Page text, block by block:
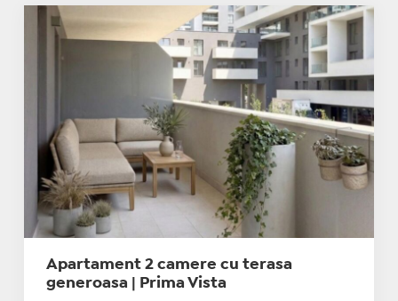
Apartament 2 camere cu terasa
generoasa | Prima Vista